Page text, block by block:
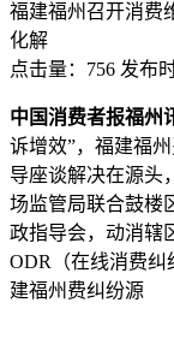
福建福州召开消费
化解
点击量：756 发布
中国消费者报福州
诉增效”，福建福
导座谈解决在源头
场监管局联合鼓楼
政指导会，动消辖
ODR（在线消费纠
建福州费纠纷源